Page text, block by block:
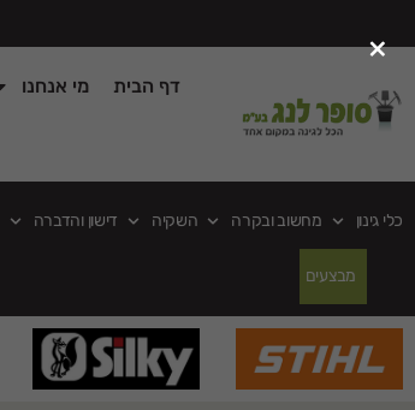
דף הבית מי אנחנו
כלי גינון מחשוב ובקרה השקיה דישון והדברה
מבצעים
×